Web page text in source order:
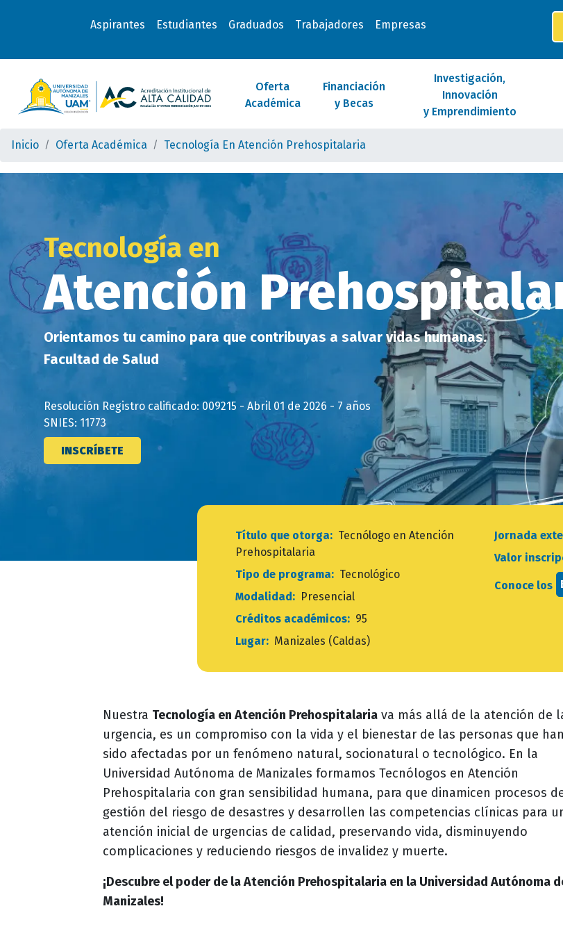
Aspirantes Estudiantes Graduados Trabajadores Empresas
Oferta
Académica
Financiación
y Becas
Investigación,
Innovación
y Emprendimiento
Inicio Oferta Académica Tecnología En Atención Prehospitalaria
Tecnología en
Atención
Orientamos tu camino para que contribuyas a salvar vidas humanas.
Facultad de Salud
Resolución Registro calificado: 009215 - Abril 01 de 2026 - 7 años
SNIES: 11773
INSCRÍBETE
Título que otorga:Tecnólogo en Atención
Prehospitalaria
Tipo de programa:Tecnológico
Modalidad:Presencial
Créditos académicos:95
Lugar:Manizales (Caldas)
Jornada
Valor
Conoce los
Nuestra Tecnología en Atención Prehospitalaria va más allá de la atención de
urgencia, es un compromiso con la vida y el bienestar de las personas que han
sido afectadas por un fenómeno natural, socionatural o tecnológico. En la
Universidad Autónoma de Manizales formamos Tecnólogos en Atención
Prehospitalaria con gran sensibilidad humana, para que dinamicen procesos
gestión del riesgo de desastres y desarrollen las competencias clínicas para
atención inicial de urgencias de calidad, preservando vida, disminuyendo
complicaciones y reduciendo riesgos de invalidez y muerte.
¡Descubre el poder de la Atención Prehospitalaria en la Universidad Autónoma
Manizales!